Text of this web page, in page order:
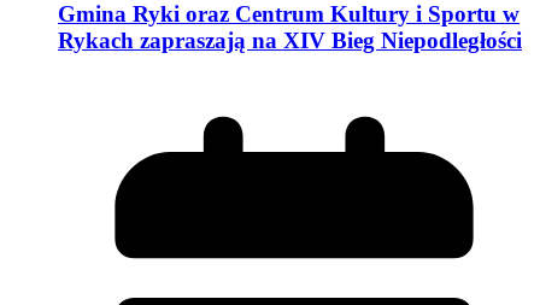
Gmina Ryki oraz Centrum Kultury i Sportu w
Rykach zapraszają na XIV Bieg Niepodległości